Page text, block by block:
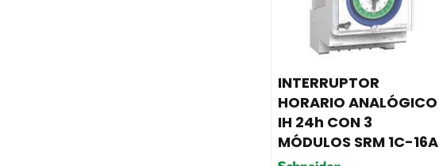
INTERRUPTOR
HORARIO ANALÓGICO
IH 24h CON 3
MÓDULOS SRM 1C-16A